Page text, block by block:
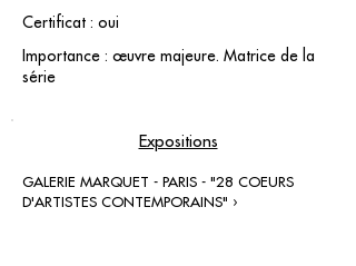
Certificat : oui
Importance : œuvre majeure. Matrice de la
série
Expositions
GALERIE MARQUET - PARIS - "28 COEURS
D'ARTISTES CONTEMPORAINS" ›